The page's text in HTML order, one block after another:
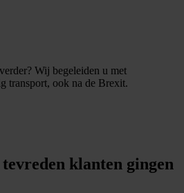
Wij begeleiden u met
transport, ook na de Brexit.
klanten gingen